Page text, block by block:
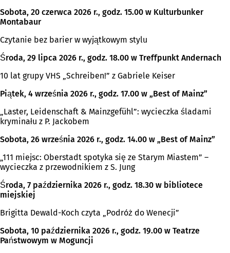
Sobota, 20 czerwca 2026 r., godz. 15.00 w Kulturbunker
Montabaur
Czytanie bez barier w wyjątkowym stylu
Środa, 29 lipca 2026 r., godz. 18.00 w Treffpunkt Andernach
10 lat grupy VHS „Schreiben!” z Gabriele Keiser
Piątek, 4 września 2026 r., godz. 17.00 w „Best of Mainz”
„Laster, Leidenschaft & Mainzgefühl”: wycieczka śladami
kryminału z P. Jackobem
Sobota, 26 września 2026 r., godz. 14.00 w „Best of Mainz”
„111 miejsc: Oberstadt spotyka się ze Starym Miastem” –
wycieczka z przewodnikiem z S. Jung
Środa, 7 października 2026 r., godz. 18.30 w bibliotece
miejskiej
Brigitta Dewald-Koch czyta „Podróż do Wenecji”
Sobota, 10 października 2026 r., godz. 19.00 w Teatrze
Państwowym w Moguncji